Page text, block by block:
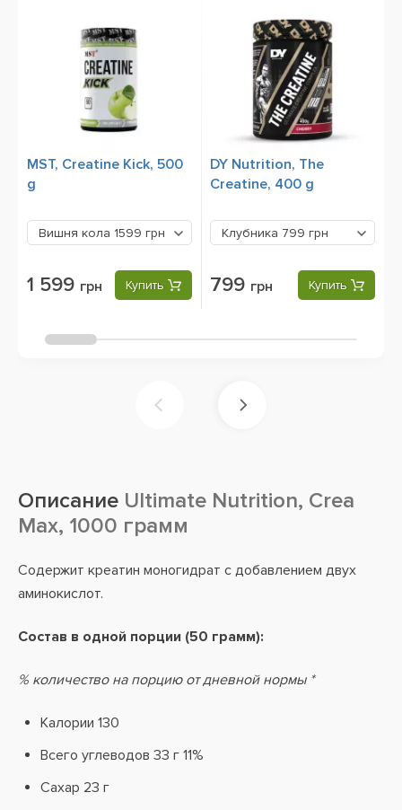
MST, Creatine Kick, 500
g
Вишня кола 1599 грн
1 599 грн Купить
DY Nutrition, The
Creatine, 400 g
Клубника 799 грн
799 грн Купить
Описание Ultimate Nutrition, Crea
Max, 1000 грамм
Содержит креатин моногидрат с добавлением двух
аминокислот.
Состав в одной порции (50 грамм):
% количество на порцию от дневной нормы *
Калории 130
Всего углеводов 33 г 11%
Сахар 23 г